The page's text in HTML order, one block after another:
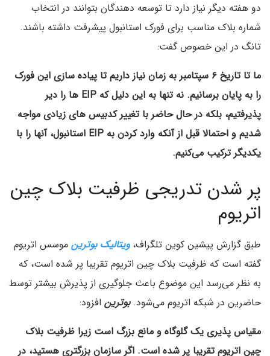
دو هفته دیگر نیاز دارد تا توسعه دهندگان بتوانند در انتخاب
شماره بلاک مناسب برای فورک استانبول پیشرفت داشته باشند.
تانگ در این خصوص گفت:
ما تا تاریخ ۶ سپتامبر به زمان نیاز داریم تا پیاده سازی این فورک
را به پایان برسانیم. نه تنها به این دلیل که EIP ها را دیر
پذیرفتیم، بلکه در حال حاضر با تغییر کدبیس های زیادی مواجه
شدیم و احتمالا قبل از آنکه وارد کردن به EIP استانبول، آنها را با
یکدیگر ترکیب می‌کنیم.
پر شدن تدریجی ظرفیت بلاک چین
اتریوم
طبق گزارش پیشین کوین تلگراف،ویتالیک بوترین موسس اتریوم
گفته است که ظرفیت بلاک چین اتریوم تقریبا پر شده است، که
به نظر می‌رسد این موضوع باعث جلوگیری از پذیرش بیشتر توسط
حاضرین در شبکه اتریوم می‌شود.بوترین افزود:
مقیاس پذیری یک گلوگاه و مانع بزرگ است زیرا ظرفیت بلاک
چین اتریوم تقریبا پر شده است. اگر سازمان بزرگتری هستید، در